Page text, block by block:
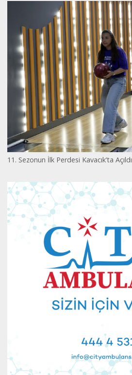
11. Sezonun İlk Perdesi Kavacık’ta Açıldı